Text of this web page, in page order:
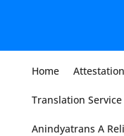
Home
Translation
Anindyatrans A